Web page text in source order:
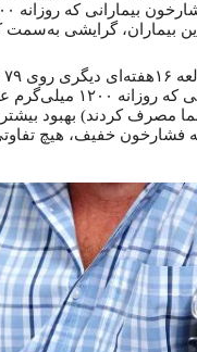
نشان داد
به فشارخون خفیف، هیچ